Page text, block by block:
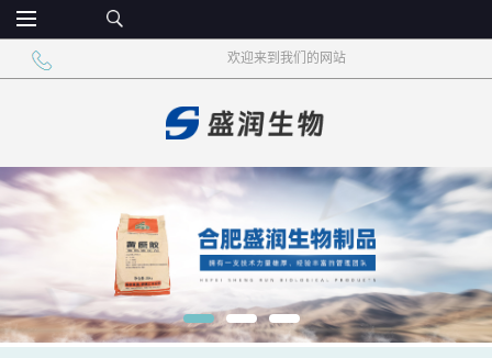
欢迎来到我们的网站